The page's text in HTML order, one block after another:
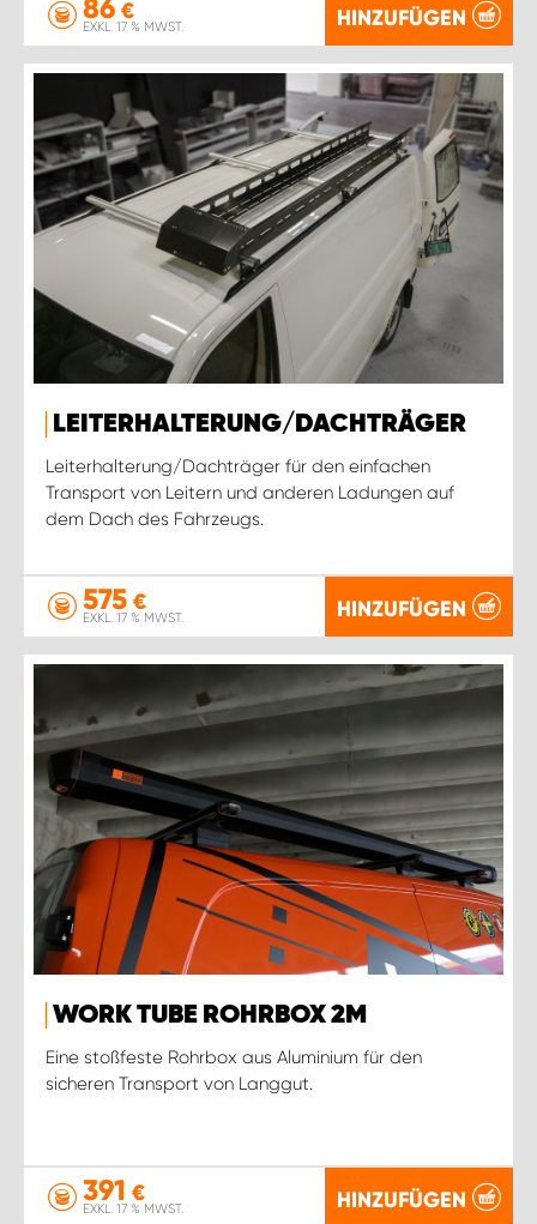
86 €
EXKL. 17 % MWST. HINZUFÜGEN
LEITERHALTERUNG/DACHTRÄGER
Leiterhalterung/Dachträger für den einfachen
Transport von Leitern und anderen Ladungen auf
dem Dach des Fahrzeugs.
575 €
EXKL. 17 % MWST. HINZUFÜGEN
WORK TUBE ROHRBOX 2M
Eine stoßfeste Rohrbox aus Aluminium für den
sicheren Transport von Langgut.
391 €
EXKL. 17 % MWST. HINZUFÜGEN